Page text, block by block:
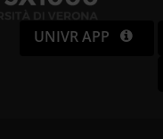
UNIVR APP